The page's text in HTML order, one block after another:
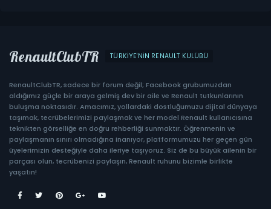
RenaultClubTR TÜRKIYE'NIN RENAULT KULÜBÜ
RenaultClubTR, sadece bir forum değil; Facebook grubumuzdan
aldığımız güçle bir araya gelmiş dev bir aile ve Renault tutkunlarının
buluşma noktasıdır. Amacımız, yollardaki dostluğumuzu dijital dünyaya
taşımak, tecrübelerimizi paylaşmak ve her model Renault kullanıcısına
teknikten görselliğe en doğru rehberliği sunmaktır. Öğrenmenin ve
paylaşmanın sınırı olmadığına inanıyor, platformumuzu her geçen gün
üyelerimizin desteğiyle daha ileriye taşıyoruz. Siz de bu büyük ailenin bir
parçası olun, tecrübenizi paylaşın, Renault ruhunu bizimle birlikte
yaşatın!